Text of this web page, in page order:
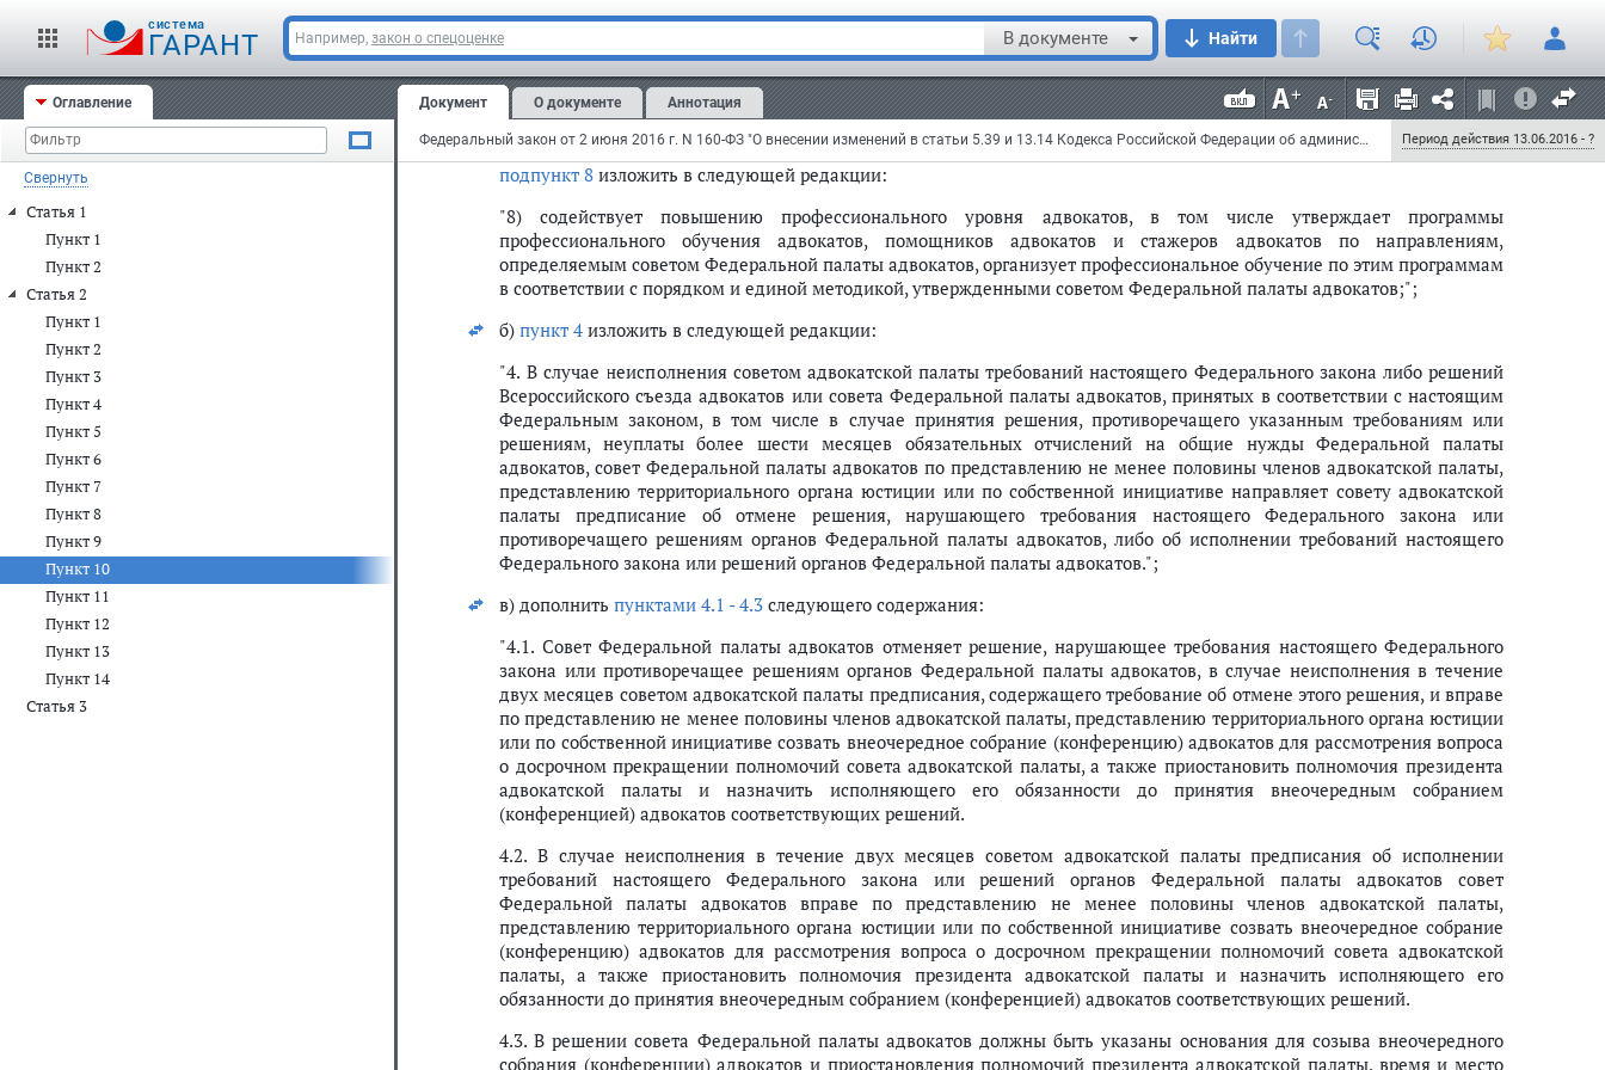
cистема
ГАРАНТ Например, закон о спецоценке В документе Найти
Оглавление
Свернуть
Статья 1
Пункт 1
Пункт 2
Статья 2
Пункт 1
Пункт 2
Пункт 3
Пункт 4
Пункт 5
Пункт 6
Пункт 7
Пункт 8
Пункт 9
Пункт 10
Пункт 11
Пункт 12
Пункт 13
Пункт 14
Статья 3
Документ О документе Аннотация
Федеральный закон от 2 июня 2016 г. N 160-ФЗ "О внесении изменений в cтатьи 5.39 и 13.14 Кодекса Российской Федерации об административных правонарушениях и Федеральный закон "Об адвокатской деятельности и адвокатуре в Российской Федерации" Период действия 13.06.2016 - ?
10) встатье 31:
а) впункте 3:
подпункт 6после слов "в гражданском" дополнить словами "или административном";
подпункт 8 изложить в следующей редакции:
"8) содействует повышению профессионального уровня адвокатов, в том числе утверждает программы
профессионального обучения адвокатов, помощников адвокатов и стажеров адвокатов по направлениям,
определяемым советом Федеральной палаты адвокатов, организует профессиональное обучение по этим программам
в соответствии с порядком и единой методикой, утвержденными советом Федеральной палаты адвокатов;";
б) пункт 4 изложить в следующей редакции:
"4. В случае неисполнения советом адвокатской палаты требований настоящего Федерального закона либо решений
Всероссийского съезда адвокатов или совета Федеральной палаты адвокатов, принятых в соответствии с настоящим
Федеральным законом, в том числе в случае принятия решения, противоречащего указанным требованиям или
решениям, неуплаты более шести месяцев обязательных отчислений на общие нужды Федеральной палаты
адвокатов, совет Федеральной палаты адвокатов по представлению не менее половины членов адвокатской палаты,
представлению территориального органа юстиции или по собственной инициативе направляет совету адвокатской
палаты предписание об отмене решения, нарушающего требования настоящего Федерального закона или
противоречащего решениям органов Федеральной палаты адвокатов, либо об исполнении требований настоящего
Федерального закона или решений органов Федеральной палаты адвокатов.";
в) дополнить пунктами 4.1 - 4.3 следующего содержания:
"4.1. Совет Федеральной палаты адвокатов отменяет решение, нарушающее требования настоящего Федерального
закона или противоречащее решениям органов Федеральной палаты адвокатов, в случае неисполнения в течение
двух месяцев советом адвокатской палаты предписания, содержащего требование об отмене этого решения, и вправе
по представлению не менее половины членов адвокатской палаты, представлению территориального органа юстиции
или по собственной инициативе созвать внеочередное собрание (конференцию) адвокатов для рассмотрения вопроса
о досрочном прекращении полномочий совета адвокатской палаты, а также приостановить полномочия президента
адвокатской палаты и назначить исполняющего его обязанности до принятия внеочередным собранием
(конференцией) адвокатов соответствующих решений.
4.2. В случае неисполнения в течение двух месяцев советом адвокатской палаты предписания об исполнении
требований настоящего Федерального закона или решений органов Федеральной палаты адвокатов совет
Федеральной палаты адвокатов вправе по представлению не менее половины членов адвокатской палаты,
представлению территориального органа юстиции или по собственной инициативе созвать внеочередное собрание
(конференцию) адвокатов для рассмотрения вопроса о досрочном прекращении полномочий совета адвокатской
палаты, а также приостановить полномочия президента адвокатской палаты и назначить исполняющего его
обязанности до принятия внеочередным собранием (конференцией) адвокатов соответствующих решений.
4.3. В решении совета Федеральной палаты адвокатов должны быть указаны основания для созыва внеочередного
собрания (конференции) адвокатов и приостановления полномочий президента адвокатской палаты, время и место